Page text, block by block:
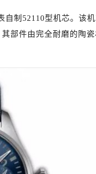
（需提前预约）
（需提前预约）
后服务中心（需提前预
提前预约）
提前预约）
提前预约）
前预约）
提前预约）
（需提前预约）
售后服务中心（需提前预
自制52110型机芯。该
部件由完全耐磨的陶